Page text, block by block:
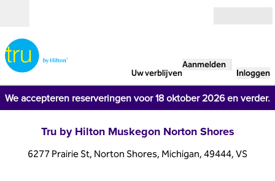
Uw verblijven
Aanmelden
Inloggen
We accepteren reserveringen voor 18 oktober 2026 en verder.
Tru by Hilton Muskegon Norton Shores
6277 Prairie St, Norton Shores, Michigan, 49444, VS